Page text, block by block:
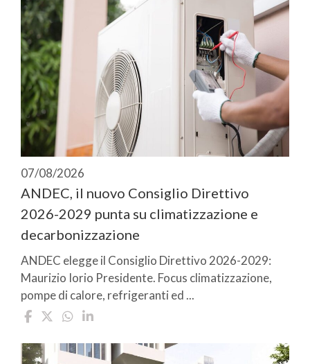
07/08/2026
ANDEC, il nuovo Consiglio Direttivo
2026-2029 punta su climatizzazione e
decarbonizzazione
ANDEC elegge il Consiglio Direttivo 2026-2029:
Maurizio Iorio Presidente. Focus climatizzazione,
pompe di calore, refrigeranti ed ...